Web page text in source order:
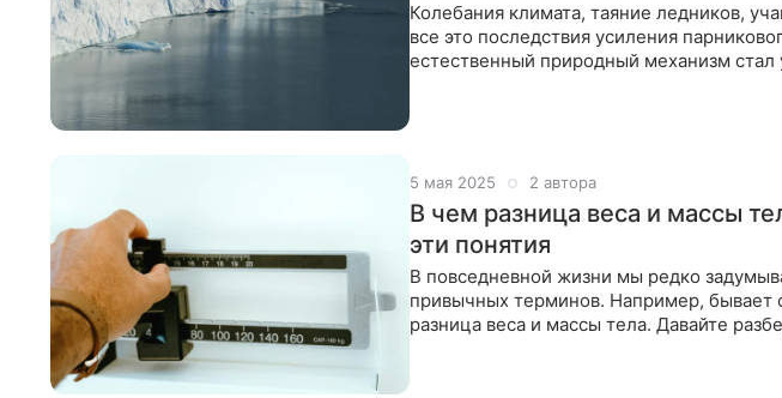
Колебания климата, таяние ледников,
все это последствия усиления
естественный природный механизм стал
5 мая 2025 2 автора
В чем разница веса и массы
эти понятия
В повседневной жизни мы редко
привычных терминов. Например, бывает
разница веса и массы тела. Давайте